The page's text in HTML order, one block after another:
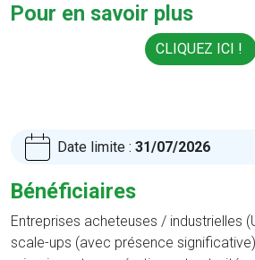
Pour en savoir plus
CLIQUEZ ICI !
Date limite : 31/07/2026
Bénéficiaires
Entreprises acheteuses / industrielles
scale-ups (avec présence